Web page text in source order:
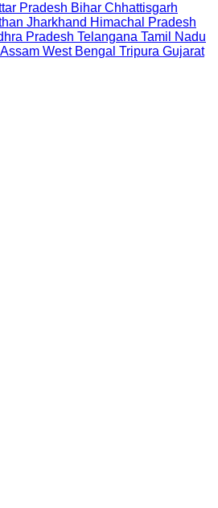
Pradesh Bihar Chhattisgarh
Jharkhand Himachal Pradesh
Pradesh Telangana Tamil Nadu
Assam West Bengal Tripura Gujarat